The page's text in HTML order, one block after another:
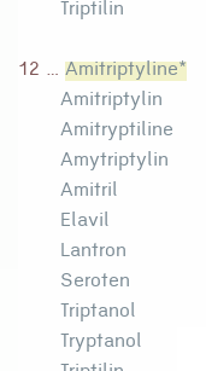
Triptilin
12 ... Amitriptyline*
Amitriptylin
Amitryptiline
Amytriptylin
Amitril
Elavil
Lantron
Seroten
Triptanol
Tryptanol